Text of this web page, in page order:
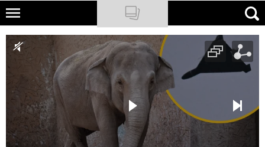
Skip
main
content
NATIONAL GEOGRAPHIC
TRAVELER
PODCASTY
Sklep
Newsletter